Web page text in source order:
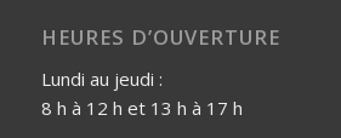
HEURES D’OUVERTURE
Lundi au jeudi :
8 h à 12 h et 13 h à 17 h